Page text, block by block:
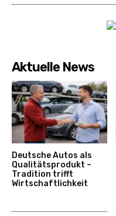
Aktuelle News
Deutsche Autos als
Qualitätsprodukt –
Tradition trifft
Wirtschaftlichkeit